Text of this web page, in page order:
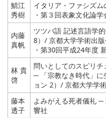
鯖江
秀樹
イタリア・ファシズ
・第３回表象文化論
内藤
真帆
ツツバ語 記述言語学
8）/ 京都大学学術出
・第30回平成24年度
林 貴
啓
問いとしてのスピリチ
─ 「宗教なき時代」に
ョン 2）/ 京都大学学
藤本
透子
よみがえる死者儀礼
響社